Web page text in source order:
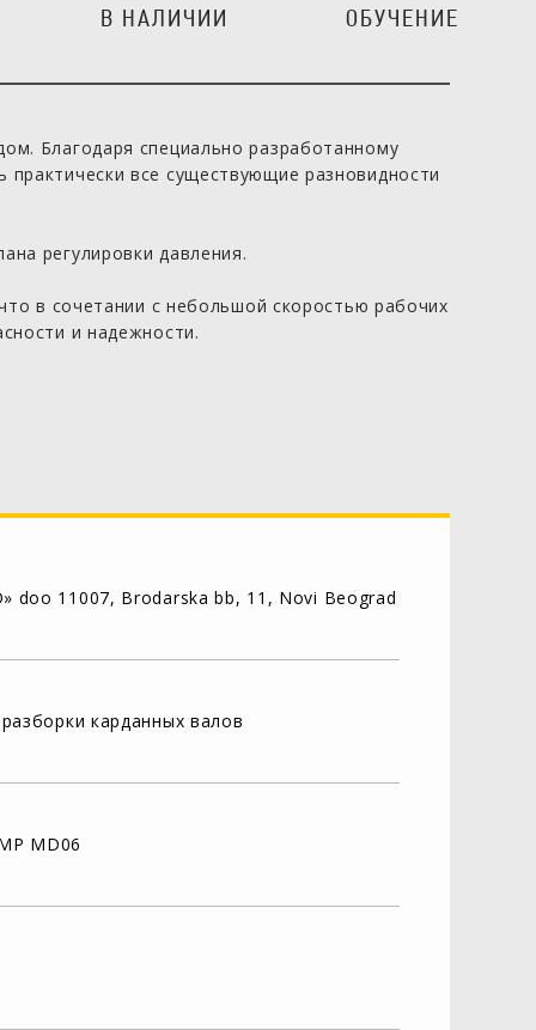
В НАЛИЧИИ ОБУЧЕНИЕ
Благодаря специально разработанному
все существующие разновидности
регулировки давления.
в сочетании с небольшой скоростью рабочих
и надежности.
doo 11007, Brodarska bb, 11, Novi Beograd
карданных валов
MD06